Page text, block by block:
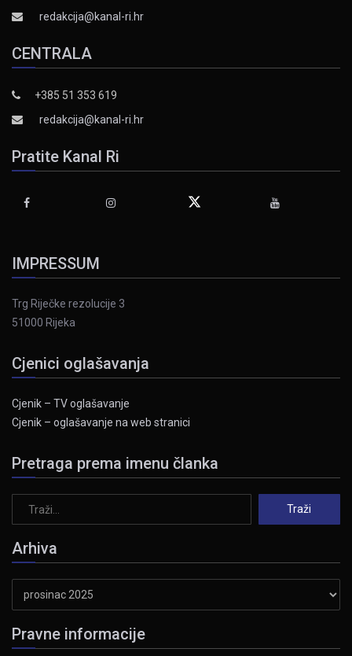
redakcija@kanal-ri.hr
CENTRALA
+385 51 353 619
redakcija@kanal-ri.hr
Pratite Kanal Ri
IMPRESSUM
Trg Riječke rezolucije 3
51000 Rijeka
Cjenici oglašavanja
Cjenik – TV oglašavanje
Cjenik – oglašavanje na web stranici
Pretraga prema imenu članka
Arhiva
Pravne informacije